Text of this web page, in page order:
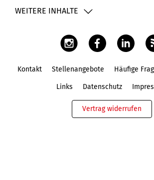
WEITERE INHALTE
Kontakt Stellenangebote Häufige
Links Datenschutz
Vertrag widerrufen